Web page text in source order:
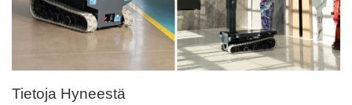
Tietoja Hyneestä